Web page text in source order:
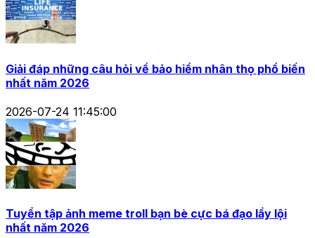
Giải đáp những câu hỏi về bảo hiểm nhân thọ phổ biến
nhất năm 2026
2026-07-24 11:45:00
Tuyển tập ảnh meme troll bạn bè cực bá đạo lầy lội
nhất năm 2026